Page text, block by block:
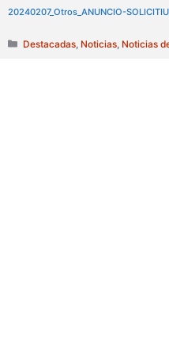
20240207_Otros_ANUNCIO-
Categorías
Destacadas Noticias Noticias